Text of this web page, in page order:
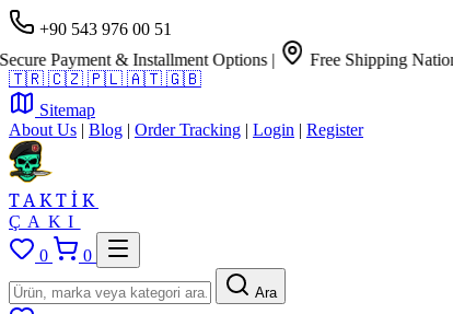
+90 543 976 00 51
Payment & Installment Options |
Free Shipping Nationwide
🇹🇷 🇨🇿 🇵🇱 🇦🇹 🇬🇧
Sitemap
About Us | Blog | Order Tracking | Login | Register
TAKTİK
ÇAKI
0
0
Ara